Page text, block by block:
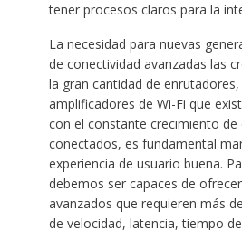
tener procesos claros para la
La necesidad para nuevas
de conectividad avanzadas las
la gran cantidad de
amplificadores de Wi-Fi que
con el constante crecimiento de
conectados, es fundamental
experiencia de usuario buena.
debemos ser capaces de
avanzados que requieren más
de velocidad, latencia, tiempo